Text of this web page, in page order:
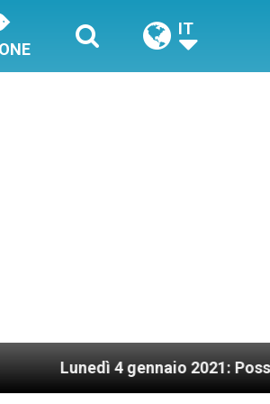
IT
4 gennaio 2021: Possesso